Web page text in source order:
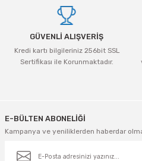
Bu ürüne benzer farklı alternatifler
GÜVENLİ ALIŞVERİŞ
Kredi kartı bilgileriniz 256bit SSL
Sertifikası ile Korunmaktadır.
E-BÜLTEN ABONELİĞİ
Kampanya ve yeniliklerden haberdar